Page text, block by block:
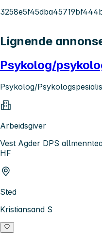
Lignende
Psykolog/
Psykolog/
Arbeidsgiver
Vest Agder DPS
HF
Sted
Kristiansand S